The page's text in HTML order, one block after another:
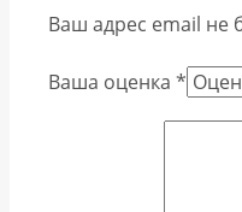
Ваш адрес email не
Ваша оценка *